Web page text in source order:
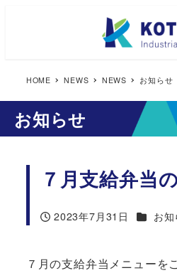
HOME NEWS NEWS お知らせ
お知らせ
７月支給弁当
投稿日
2023年7月31日 カテゴ
お
７月の支給弁当メニューを